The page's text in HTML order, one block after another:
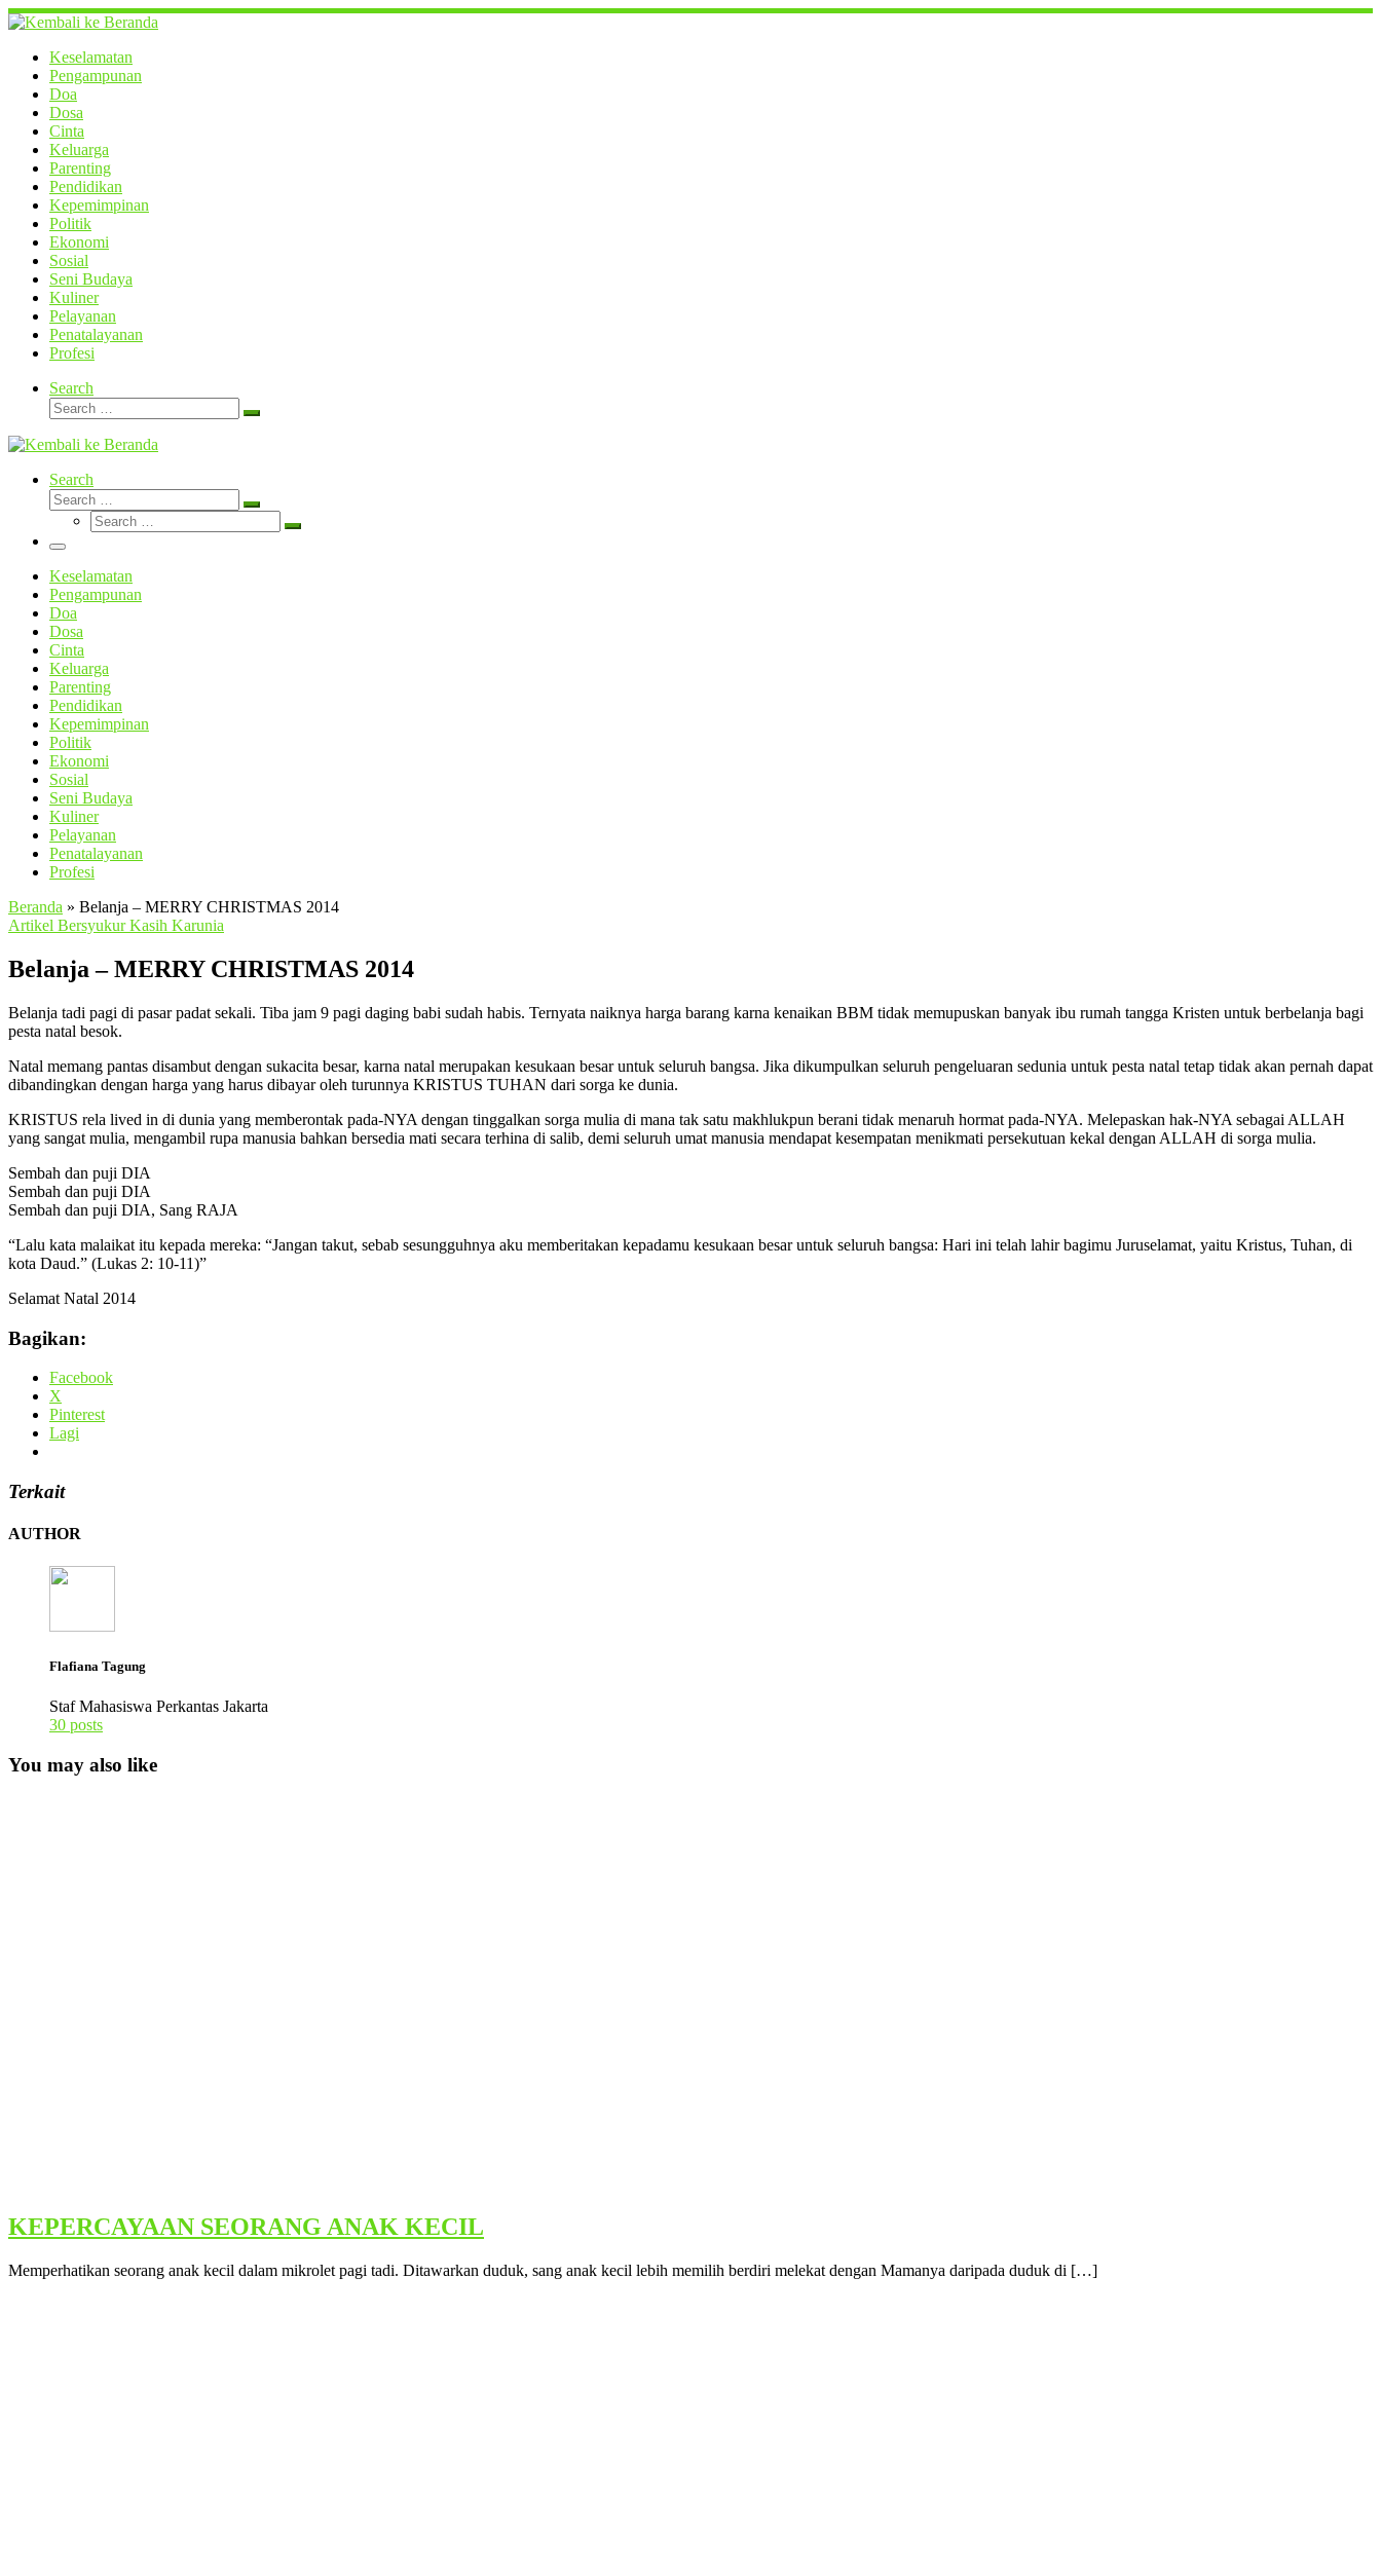
Skip
to
contentKeselamatan
Pengampunan
Doa
Dosa
Cinta
Keluarga
Parenting
Pendidikan
Kepemimpinan
Politik
Ekonomi
Sosial
Seni Budaya
Kuliner
Pelayanan
Penatalayanan
Profesi
Search
Search
Search
Search
Search
Search
Search
Search
Menu
Keselamatan
Pengampunan
Doa
Dosa
Cinta
Keluarga
Parenting
Pendidikan
Kepemimpinan
Politik
Ekonomi
Sosial
Seni Budaya
Kuliner
Pelayanan
Penatalayanan
Profesi
Beranda » Belanja – MERRY CHRISTMAS 2014
Artikel Bersyukur Kasih Karunia
Belanja – MERRY CHRISTMAS 2014
Belanja tadi pagi di pasar padat sekali. Tiba jam 9 pagi daging babi sudah habis. Ternyata naiknya harga barang karna kenaikan BBM tidak memupuskan banyak ibu rumah tangga Kristen untuk berbelanja bagi
pesta natal besok.
Natal memang pantas disambut dengan sukacita besar, karna natal merupakan kesukaan besar untuk seluruh bangsa. Jika dikumpulkan seluruh pengeluaran sedunia untuk pesta natal tetap tidak akan pernah dapat
dibandingkan dengan harga yang harus dibayar oleh turunnya KRISTUS TUHAN dari sorga ke dunia.
KRISTUS rela lived in di dunia yang memberontak pada-NYA dengan tinggalkan sorga mulia di mana tak satu makhlukpun berani tidak menaruh hormat pada-NYA. Melepaskan hak-NYA sebagai ALLAH
yang sangat mulia, mengambil rupa manusia bahkan bersedia mati secara terhina di salib, demi seluruh umat manusia mendapat kesempatan menikmati persekutuan kekal dengan ALLAH di sorga mulia.
Sembah dan puji DIA
Sembah dan puji DIA
Sembah dan puji DIA, Sang RAJA
“Lalu kata malaikat itu kepada mereka: “Jangan takut, sebab sesungguhnya aku memberitakan kepadamu kesukaan besar untuk seluruh bangsa: Hari ini telah lahir bagimu Juruselamat, yaitu Kristus, Tuhan, di
kota Daud.” (Lukas 2: 10-11)”
Selamat Natal 2014
Bagikan:
Facebook
X
Pinterest
Lagi
Terkait
AUTHOR
Flafiana Tagung
Staf Mahasiswa Perkantas Jakarta
30 posts
You may also like
KEPERCAYAAN SEORANG ANAK KECIL
Memperhatikan seorang anak kecil dalam mikrolet pagi tadi. Ditawarkan duduk, sang anak kecil lebih memilih berdiri melekat dengan Mamanya daripada duduk di […]